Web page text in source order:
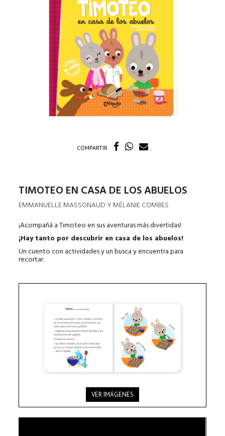
COMPARTIR
TIMOTEO EN CASA DE LOS ABUELOS
EMMANUELLE MASSONAUD Y MÉLANIE COMBES
¡Acompañá a Timoteo en sus aventuras más divertidas!
¡Hay tanto por descubrir en casa de los abuelos!
Un cuento con actividades y un busca y encuentra para
recortar.
VER IMÁGENES